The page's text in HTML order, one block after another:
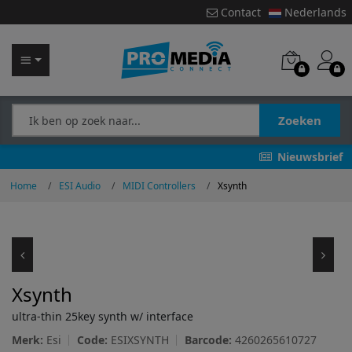
Contact Nederlands
Zoeken
Nieuwsbrief
Home ESI Audio MIDI Controllers Xsynth
Xsynth
ultra-thin 25key synth w/ interface
Merk: Esi Code: ESIXSYNTH Barcode: 4260265610727